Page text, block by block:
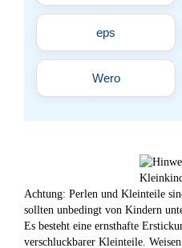
eps
Wero
Achtung: Perlen und Kleinteile
sollten unbedingt von Kindern
Es besteht eine ernsthafte
verschluckbarer Kleinteile.